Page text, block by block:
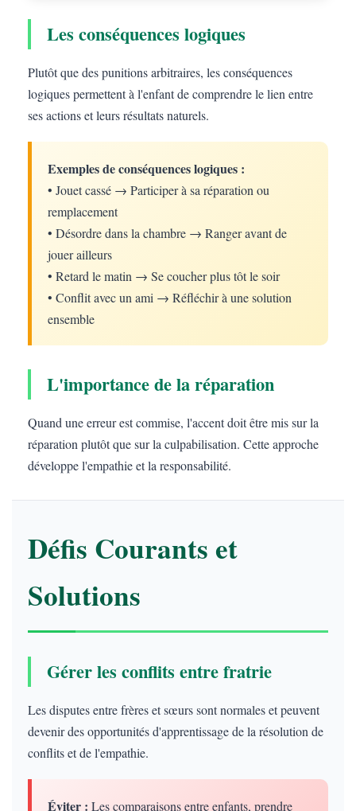
Les conséquences logiques
Plutôt que des punitions arbitraires, les conséquences
logiques permettent à l'enfant de comprendre le lien entre
ses actions et leurs résultats naturels.
Exemples de conséquences logiques :
• Jouet cassé → Participer à sa réparation ou
remplacement
• Désordre dans la chambre → Ranger avant de
jouer ailleurs
• Retard le matin → Se coucher plus tôt le soir
• Conflit avec un ami → Réfléchir à une solution
ensemble
L'importance de la réparation
Quand une erreur est commise, l'accent doit être mis sur la
réparation plutôt que sur la culpabilisation. Cette approche
développe l'empathie et la responsabilité.
Défis Courants et
Solutions
Gérer les conflits entre fratrie
Les disputes entre frères et sœurs sont normales et peuvent
devenir des opportunités d'apprentissage de la résolution de
conflits et de l'empathie.
Éviter : Les comparaisons entre enfants, prendre